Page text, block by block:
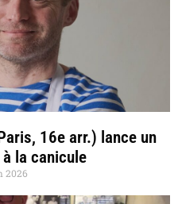
16e arr.) lance un
la canicule
2026